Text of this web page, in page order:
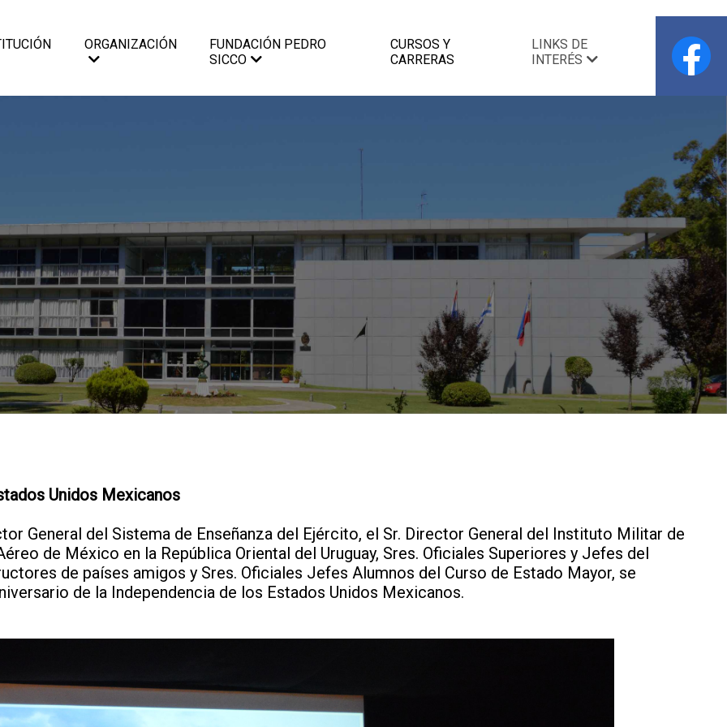
ORGANIZACIÓN
FUNDACIÓN PEDRO
SICCO
CURSOS Y
CARRERAS
LINKS DE
INTERÉS
Unidos Mexicanos
General del Sistema de Enseñanza del Ejército, el Sr. Director General del Instituto Militar de
de México en la República Oriental del Uruguay, Sres. Oficiales Superiores y Jefes del
de países amigos y Sres. Oficiales Jefes Alumnos del Curso de Estado Mayor, se
de la Independencia de los Estados Unidos Mexicanos.